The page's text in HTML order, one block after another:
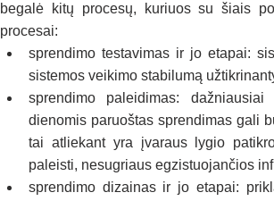
begalė kitų procesų, kuriuos su šiais
procesai:
sprendimo testavimas ir jo etapai:
sistemos veikimo stabilumą
sprendimo paleidimas:
dienomis paruoštas sprendimas gali
tai atliekant yra įvaraus lygio
paleisti, nesugriaus egzistuojančios
sprendimo dizainas ir jo etapai: